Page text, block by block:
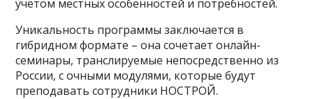
учетом местных особенностей и потребностей.
Уникальность программы заключается в
гибридном формате – она сочетает онлайн-
семинары, транслируемые непосредственно из
России, с очными модулями, которые будут
преподавать сотрудники НОСТРОЙ.